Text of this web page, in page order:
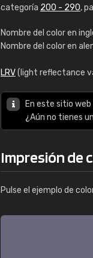
categoría 200 - 290,
Nombre del color en
Nombre del color en
LRV(light reflectance
En este sitio
¿Aún no tienes
Impresión de
Pulse el ejemplo de